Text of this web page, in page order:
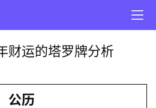
财运的塔罗牌分析
公历